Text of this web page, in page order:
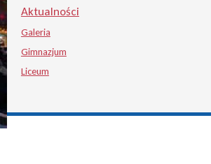
Aktualności
Galeria
Gimnazjum
Liceum